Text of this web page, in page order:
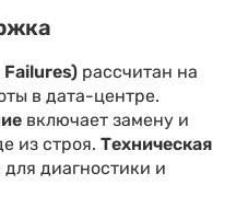
Failures) рассчитан на
в дата-центре.
включает замену и
из строя. Техническая
диагностики и